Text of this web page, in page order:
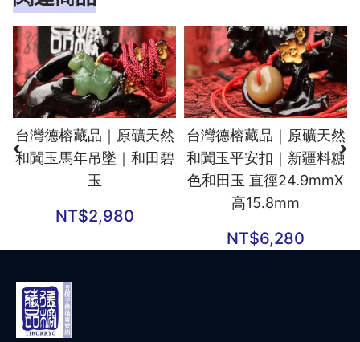
台灣德榕藏品｜原礦天然
和闐玉馬年吊墜｜和田碧
玉
NT$2,980
台灣德榕藏品｜原礦天然
和闐玉平安扣｜新疆料糖
色和田玉 直徑24.9mmX
高15.8mm
NT$6,280